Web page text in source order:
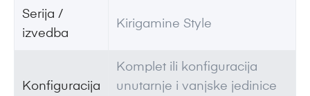
Serija /
izvedba
Kirigamine Style
Konfiguracija
Komplet ili konfiguracija
unutarnje i vanjske jedinice